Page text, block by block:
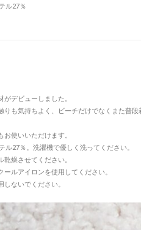
ル27％
デビューしました。
りも気持ちよく、ビーチだけでなくまた普
使いいただけます。
27％。洗濯機で優しく洗ってください。
燥させてください。
ルアイロンを使用してください。
ないでください。